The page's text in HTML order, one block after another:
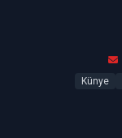
Künye